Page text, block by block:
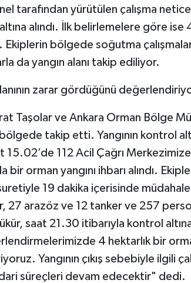
tarafından yürütülen çalışma
alındı. İlk belirlemelere göre ise
bölgede soğutma
da yangın alanı takip ediliyor.
zarar gördüğünü
Taşolar ve Ankara Orman Bölge
takip etti. Yangının kontrol
15.02’de 112 Acil Çağrı
orman yangını ihbarı alındı.
19 dakika içerisinde
27 arazöz ve 12 tanker ve 257
saat 21.30 itibarıyla kontrol altına
4 hektarlık bir
Yangının çıkış sebebiyle ilgili
süreçleri devam edecektir" dedi.